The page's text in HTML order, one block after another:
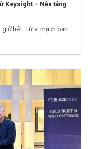
Keysight – Nền tảng
hết. Từ vi mạch bán